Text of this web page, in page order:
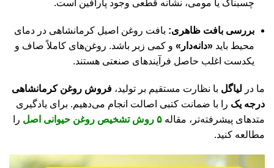
چسبناک یا مومی، نشانه قطعی وجود پارافین است.
بررسی بافت ظاهری: بافت روغن اصیل کرمانشاهی در دمای
محیط باید «دانه‌دار» و کمی زبر باشد. روغن‌های کاملاً صاف و
یکدست اغلب حاصل فرآیندهای صنعتی هستند.
ما در لیاگل با نظارت مستقیم بر تولید، فروش روغن کرمانشاهی
درجه یک را با ضمانت کتبی اصالت انجام می‌دهیم. برای یادگیری
متدهای پیشرفته‌تر، مقاله ۵ روش تشخیص روغن حیوانی اصل
را
مطالعه کنید.